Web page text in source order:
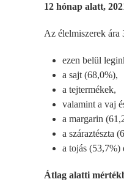
12 hónap alatt,
Az élelmiszerek ára
ezen belül
a sajt (68,0%),
a tejtermékek,
valamint a vaj
a margarin
a száraztészta
a tojás (53,7%)
Átlag alatti